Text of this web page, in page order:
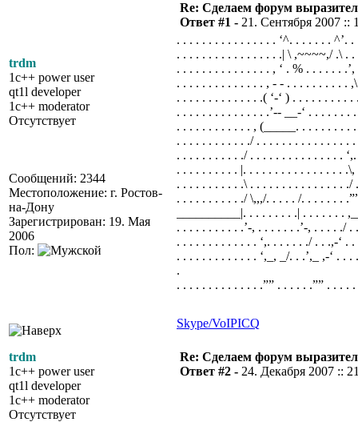
trdm
1c++ power user
qt1l developer
1c++ moderator
Отсутствует
Сообщений: 2344
Местоположение: г. Ростов-
на-Дону
Зарегистрирован: 19. Мая
2006
Пол:
Re: Сделаем форум
Ответ #1 - 21. Сентября 2007 ::
. . . . . . . . . . . . . . . . ‘^. . . . . . . ^’.
. . . . . . . . . . . . . . . . .| \ ,~~~~,/ .\ .
. . . . . . . . . . . . . . . , ‘ . % . . . . . .
. . . . . . . . . . . . . . , - - . . . . . . . . . .
. . . . . . . . . . . . . .( ‘-‘ ) . . . . . . . . .
. . . . . . . . . . . . . . .’-- __-‘ . . . . . . .
. . . . . . . . . . . . , (_____. . . . . . . . .
. . . . . . . . . . . ./ . . . . . . . . . . . . . . .
. . . . . . . . . . ./ . . . . . . . . . . . . . . .
. . . . . . . . . . |. . . . . . . . . . . . . . . . .\,
. . . . . . . . . . .\ . . . . . . . . . . . . . . . ./
. . . . . . . . . . ./ \,,,/. . . . . /. . . . . . .
__________|. . . . . . . . .| . . . . . . .
. . . . . . . . . . .’-, . . . . . . .’-, . . . . ./
. . . . . . . . . . . . . ‘,. . . . . . ./ . . .,-‘ .
. . . . . . . . . . . . . ‘,_, _/. . .’,_ ,-‘ . .
.
. . . . . . . . . . . . . .”” . . . . . .”” . . . .
Skype/VoIPICQ
trdm
1c++ power user
qt1l developer
1c++ moderator
Отсутствует
Re: Сделаем форум
Ответ #2 - 24. Декабря 2007 ::